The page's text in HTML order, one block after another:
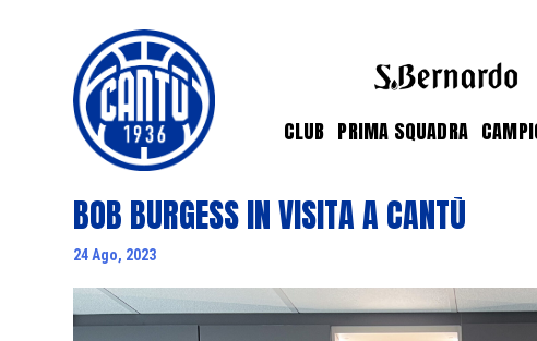
CLUB PRIMA SQUADRA
BOB BURGESS IN VISITA A CANTÙ
24 Ago, 2023